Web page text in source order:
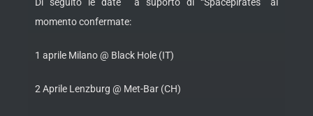
Di seguito le date a suporto di “Spacepirates” al
momento confermate:
1 aprile Milano @ Black Hole (IT)
2 Aprile Lenzburg @ Met-Bar (CH)